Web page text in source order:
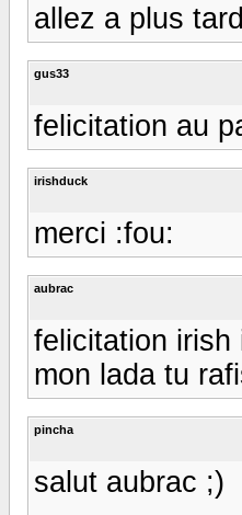
allez a plus
gus33
felicitation au
irishduck
merci :fou:
aubrac
felicitation irish
mon lada tu
pincha
salut aubrac ;)